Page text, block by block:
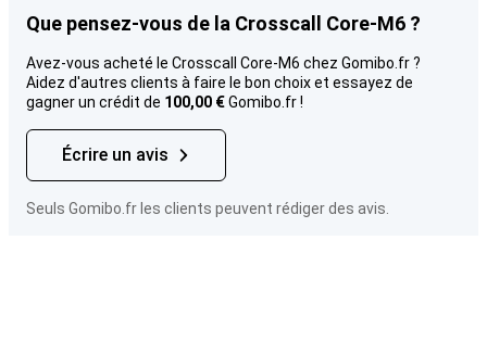
Que pensez-vous de la Crosscall Core-M6 ?
Avez-vous acheté le Crosscall Core-M6 chez Gomibo.fr ?
Aidez d'autres clients à faire le bon choix et essayez de
gagner un crédit de 100,00 €Gomibo.fr !
Écrire un avis
Seuls Gomibo.fr les clients peuvent rédiger des avis.